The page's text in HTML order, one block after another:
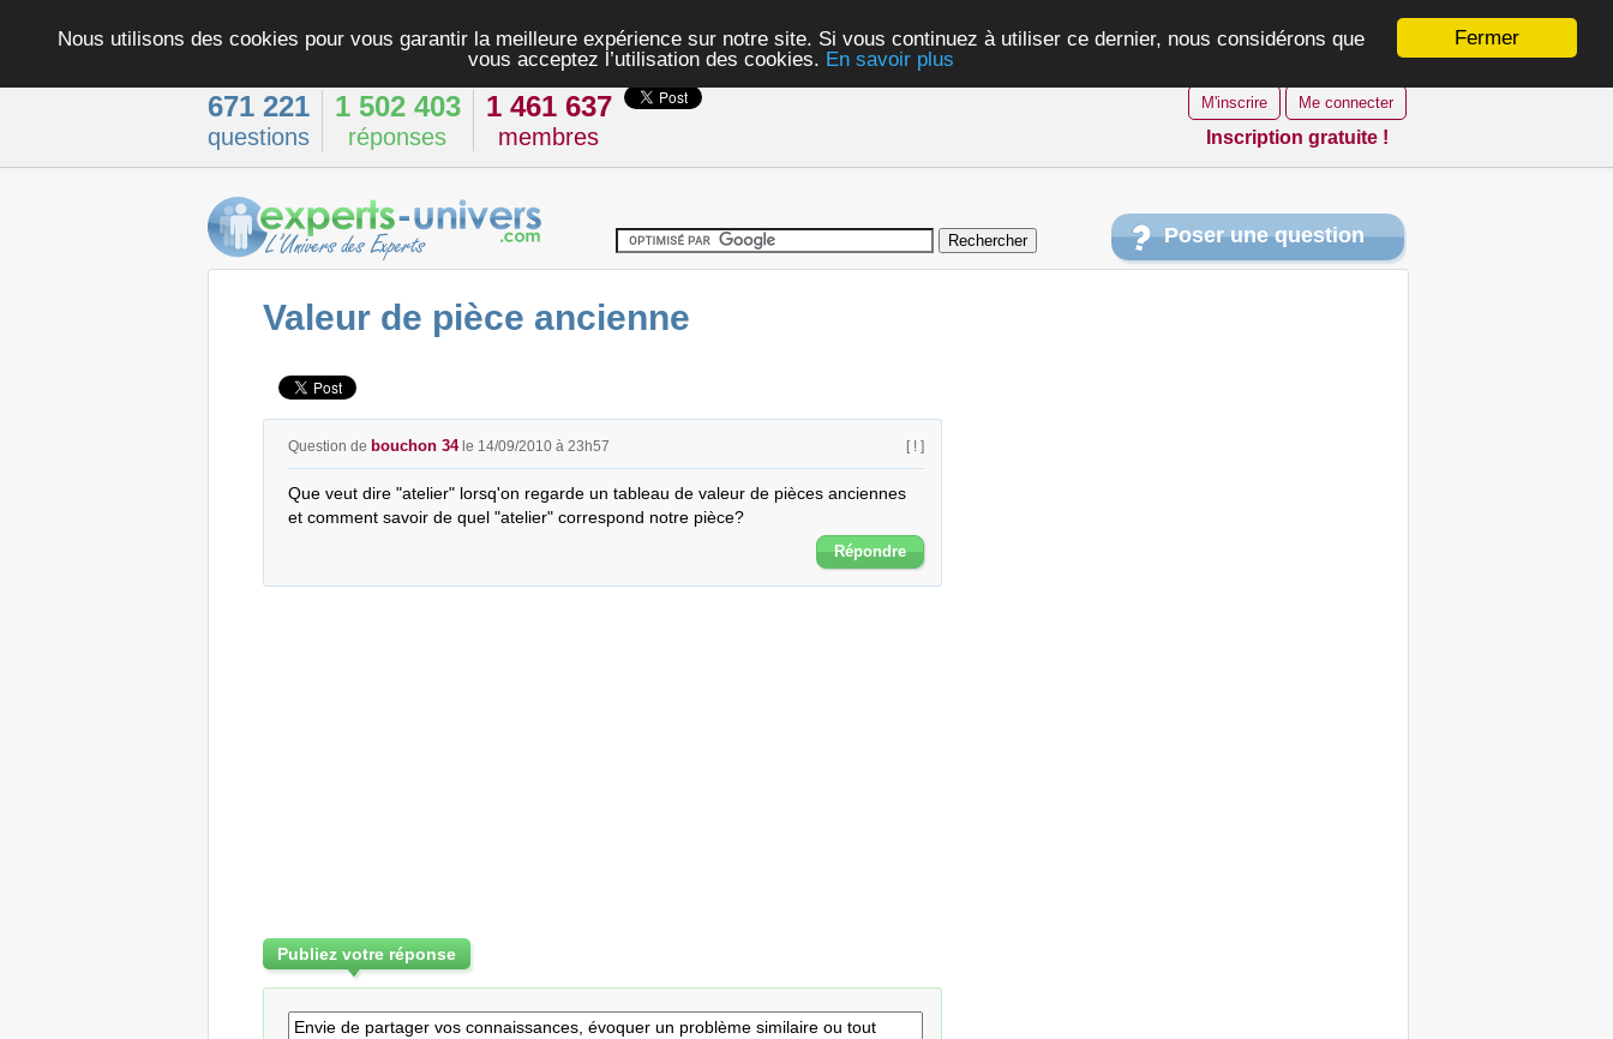
Fermer
Nous utilisons des cookies pour vous garantir la meilleure expérience sur notre site. Si vous continuez à utiliser ce dernier, nous considérons que
vous acceptez l’utilisation des cookies. En savoir plus
671 221
questions
1 502 403
réponses
1 461 637
membres
M'inscrire Me connecter
Inscription gratuite !
Poser une question
Valeur de pièce ancienne
Question de bouchon 34le 14/09/2010 à 23h57 [ ! ]
Que veut dire "atelier" lorsq'on regarde un tableau de valeur de pièces anciennes
et comment savoir de quel "atelier" correspond notre pièce?
Répondre
Publiez votre réponse